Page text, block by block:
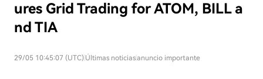
ures Grid Trading for ATOM, BILL a
nd TIA
29/05 10:45:07 (UTC) Últimas noticiasanuncio importante